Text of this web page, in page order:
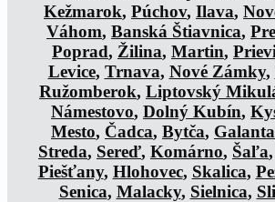
Kežmarok, Púchov, Ilava,
Váhom, Banská Štiavnica,
Poprad, Žilina, Martin,
Levice, Trnava, Nové Zámky,
Ružomberok, Liptovský
Námestovo, Dolný Kubín,
Mesto, Čadca, Bytča, Galanta
Streda, Sereď, Komárno, Šaľa,
Piešťany, Hlohovec, Skalica,
Senica, Malacky, Sielnica,